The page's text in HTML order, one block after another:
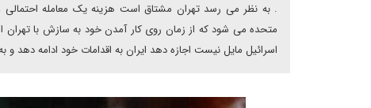
. به نظر می رسد تهران مشتاق است هزینه یک معامله احتمالی
متحده می شود که از زمان روی کار آمدن خود به سازش با تهران
اسرائیل مایل نیست اجازه دهد ایران به اقدامات خود ادامه